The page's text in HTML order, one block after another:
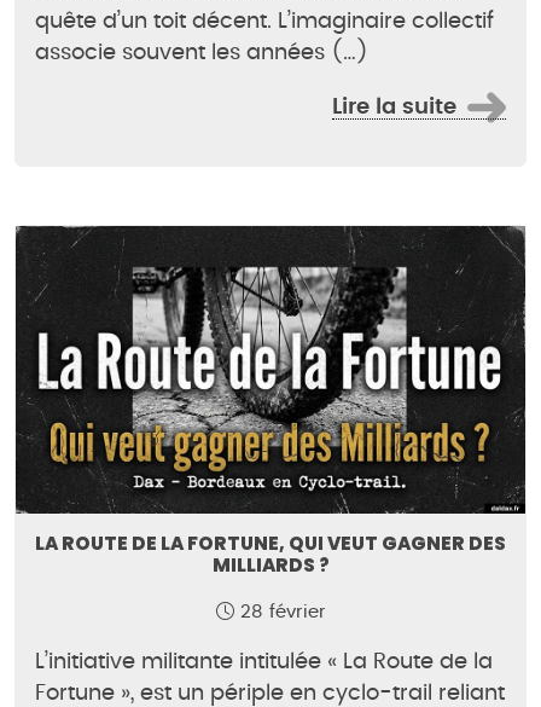
quête d’un toit décent. L’imaginaire collectif
associe souvent les années (…)
Lire la suite
LA ROUTE DE LA FORTUNE, QUI VEUT GAGNER DES
MILLIARDS ?
28 février
L’initiative militante intitulée « La Route de la
Fortune », est un périple en cyclo-trail reliant